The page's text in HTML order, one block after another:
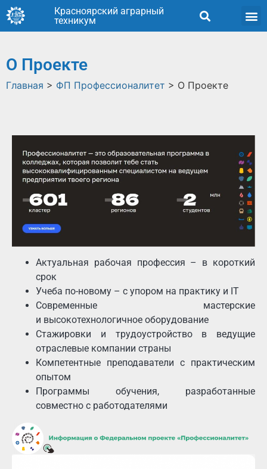
Красноярский аграрный
техникум
О Проекте
Главная > ФП Профессионалитет > О Проекте
Актуальная рабочая профессия – в короткий
срок
Учеба по-новому – с упором на практику и IT
Современные мастерские
и высокотехнологичное оборудование
Стажировки и трудоустройство в ведущие
отраслевые компании страны
Компетентные преподаватели с практическим
опытом
Программы обучения, разработанные
совместно с работодателями